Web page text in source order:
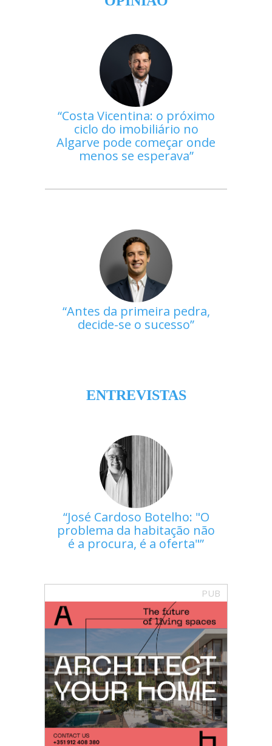
Costa Vicentina: o próximo
ciclo do imobiliário no
Algarve pode começar onde
menos se esperava
Antes da primeira pedra,
decide-se o sucesso
ENTREVISTAS
José Cardoso Botelho: "O
problema da habitação não
é a procura, é a oferta"
PUB